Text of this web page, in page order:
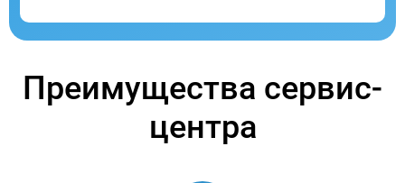
Преимущества сервис-
центра